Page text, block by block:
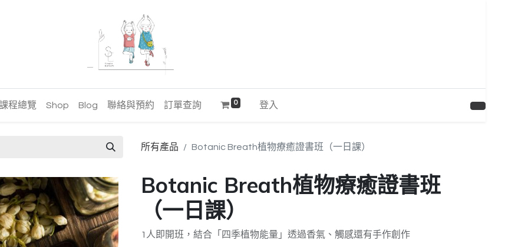
程總覽 Shop Blog 聯絡與預約 訂單查詢 0 登入
所有產品 Botanic Breath植物療癒證書班（一日課）
Botanic Breath植物療癒證書班
（一日課）
1人即開班，結合「四季植物能量」透過香氣、觸感還有手作創作